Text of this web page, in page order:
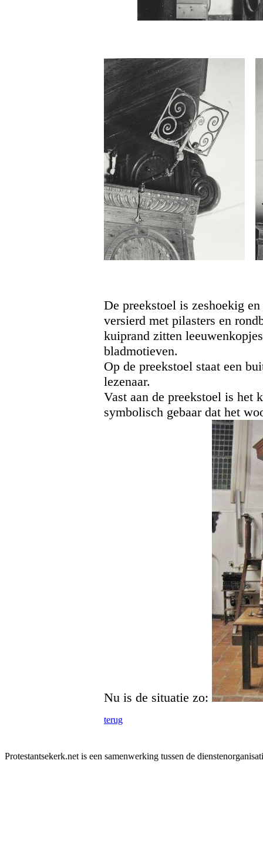
De preekstoel is zeshoekig
versierd met pilasters en
kuiprand zitten
bladmotieven.
Op de preekstoel staat een
lezenaar.
Vast aan de preekstoel is het
symbolisch gebaar dat het
Nu is de situatie zo:
terug
Protestantsekerk.net is een samenwerking tussen de